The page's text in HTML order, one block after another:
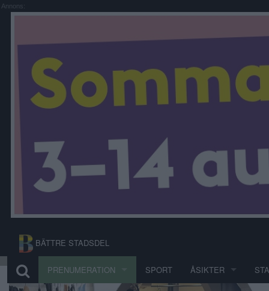
Annons:
BÄTTRE STADSDEL
PRENUMERATION SPORT ÅSIKTER